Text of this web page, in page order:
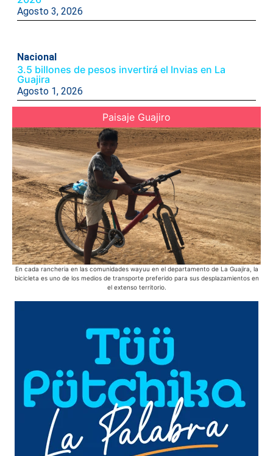
Agosto 3, 2026
Nacional
3.5 billones de pesos invertirá el Invias en La
Guajira
Agosto 1, 2026
Paisaje Guajiro
En cada rancheria en las comunidades wayuu en el departamento de La Guajira, la
bicicleta es uno de los medios de transporte preferido para sus desplazamientos en
el extenso territorio.